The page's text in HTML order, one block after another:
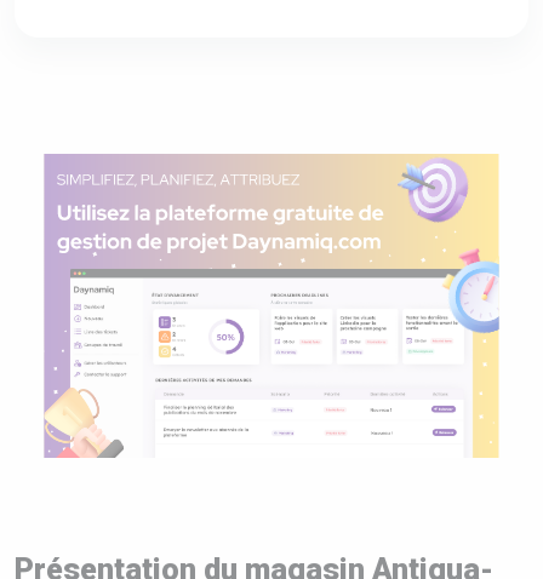
Présentation du magasin Antigua-